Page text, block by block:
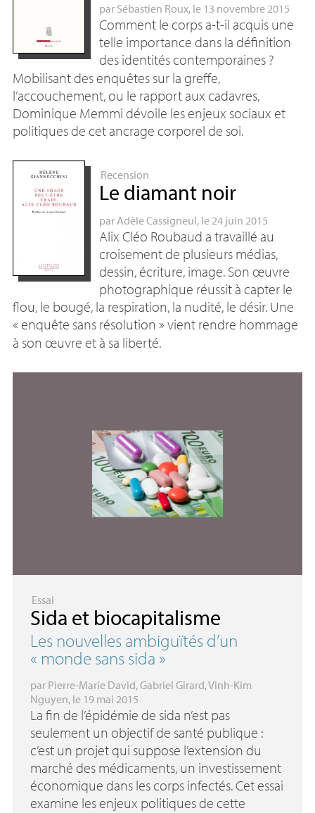
par Sébastien Roux, le 13 novembre 2015
Comment le corps a-t-il acquis une
telle importance dans la définition
des identités contemporaines ?
Mobilisant des enquêtes sur la greffe,
l’accouchement, ou le rapport aux cadavres,
Dominique Memmi dévoile les enjeux sociaux et
politiques de cet ancrage corporel de soi.
Recension
Le diamant noir
par Adèle Cassigneul, le 24 juin 2015
Alix Cléo Roubaud a travaillé au
croisement de plusieurs médias,
dessin, écriture, image. Son œuvre
photographique réussit à capter le
flou, le bougé, la respiration, la nudité, le désir. Une
« enquête sans résolution » vient rendre hommage
à son œuvre et à sa liberté.
Essai
Sida et biocapitalisme
Les nouvelles ambiguïtés d’un
« monde sans sida »
par Pierre-Marie David,Gabriel Girard,Vinh-Kim
Nguyen, le 19 mai 2015
La fin de l’épidémie de sida n’est pas
seulement un objectif de santé publique :
c’est un projet qui suppose l’extension du
marché des médicaments, un investissement
économique dans les corps infectés. Cet essai
examine les enjeux politiques de cette